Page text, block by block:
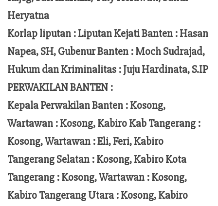
Heryatna
Korlap liputan :Liputan Kejati Banten : Hasan
Napea, SH,Gubenur Banten : MochSudrajad,
Hukum dan Kriminalitas :Juju Hardinata, S.IP
PERWAKILAN BANTEN :
Kepala Perwakilan Banten : Kosong,
Wartawan : Kosong, Kabiro Kab Tangerang :
Kosong,Wartawan :Eli, Feri, Kabiro
Tangerang Selatan : Kosong, Kabiro Kota
Tangerang :Kosong, Wartawan : Kosong,
Kabiro Tangerang Utara : Kosong, Kabiro